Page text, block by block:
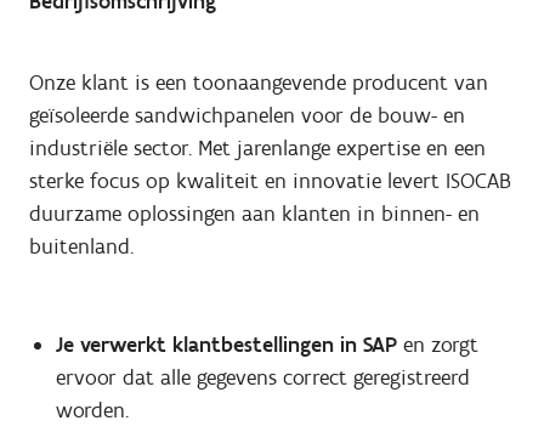
Onze klant is een toonaangevende producent van
geïsoleerde sandwichpanelen voor de bouw- en
industriële sector. Met jarenlange expertise en een
sterke focus op kwaliteit en innovatie levert ISOCAB
duurzame oplossingen aan klanten in binnen- en
buitenland.
Je verwerkt klantbestellingen in SAPen zorgt
ervoor dat alle gegevens correct geregistreerd
worden.